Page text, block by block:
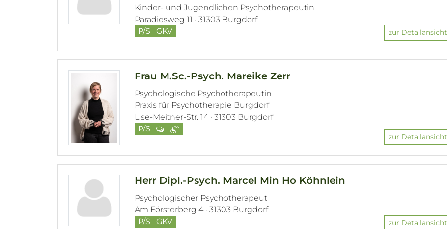
Kinder- und Jugendlichen Psychotherapeutin
Paradiesweg 11 · 31303 Burgdorf
P/S
GKV zur Detailansicht
Frau M.Sc.-Psych. Mareike Zerr
Psychologische Psychotherapeutin
Praxis für Psychotherapie Burgdorf
Lise-Meitner-Str. 14 · 31303 Burgdorf
P/S
zur Detailansicht
Herr Dipl.-Psych. Marcel Min Ho Köhnlein
Psychologischer Psychotherapeut
Am Försterberg 4 · 31303 Burgdorf
P/S
GKV zur Detailansicht